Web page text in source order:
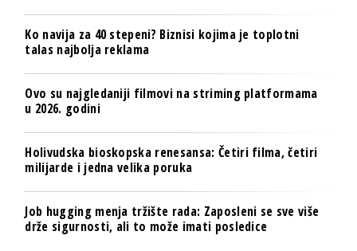
Ko navija za 40 stepeni? Biznisi kojima je toplotni
talas najbolja reklama
Ovo su najgledaniji filmovi na striming platformama
u 2026. godini
Holivudska bioskopska renesansa: Četiri filma, četiri
milijarde i jedna velika poruka
Job hugging menja tržište rada: Zaposleni se sve više
drže sigurnosti, ali to može imati posledice